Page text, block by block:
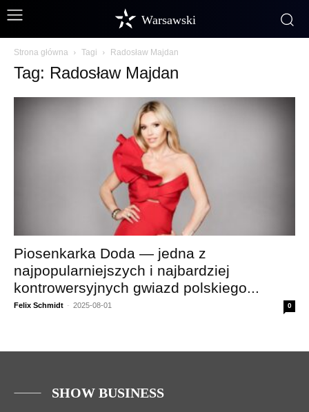
Warsawski
Strona główna Tagi Radosław Majdan
Tag: Radosław Majdan
Piosenkarka Doda — jedna z
najpopularniejszych i najbardziej
kontrowersyjnych gwiazd polskiego...
Felix Schmidt - 2025-08-01 0
SHOW BUSINESS